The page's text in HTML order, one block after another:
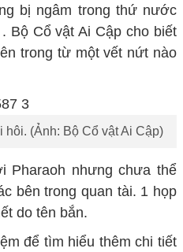
bị ngâm trong thứ nước
Bộ Cổ vật Ai Cập cho biết
trong từ một vết nứt nào
(Ảnh: Bộ Cổ vật Ai Cập)
Pharaoh nhưng chưa thể
bên trong quan tài. 1 họp
do tên bắn.
để tìm hiểu thêm chi tiết